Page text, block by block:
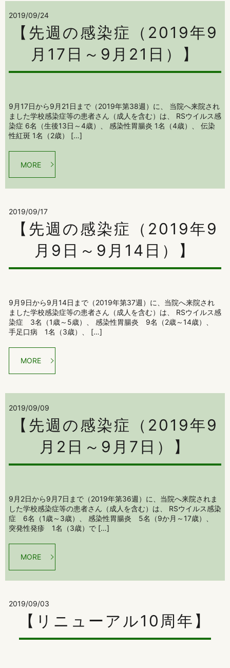
2019/09/24
【先週の感染症（2019年9
月17日～9月21日）】
9月17日から9月21日まで（2019年第38週）に、 当院へ来院され
ました学校感染症等の患者さん（成人を含む）は、 RSウイルス感
染症 6名（生後13日～4歳）、 感染性胃腸炎 1名（4歳）、 伝染
性紅斑 1名（2歳） […]
MORE
2019/09/17
【先週の感染症（2019年9
月9日～9月14日）】
9月9日から9月14日まで（2019年第37週）に、当院へ来院され
ました学校感染症等の患者さん（成人を含む）は、 RSウイルス感
染症 3名（1歳～5歳）、 感染性胃腸炎 9名（2歳～14歳）、
手足口病 1名（3歳）、 […]
MORE
2019/09/09
【先週の感染症（2019年9
月2日～9月7日）】
9月2日から9月7日まで（2019年第36週）に、当院へ来院されま
した学校感染症等の患者さん（成人を含む）は、 RSウイルス感染
症 6名（1歳～3歳）、 感染性胃腸炎 5名（9か月～17歳）、
突発性発疹 1名（3歳）で […]
MORE
2019/09/03
【リニューアル10周年】